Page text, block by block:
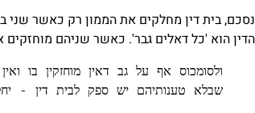
נסכם, בית דין מחלקים את הממון רק כאשר שני
הדין הוא 'כל דאלים גבר'. כאשר שניהם מוחזקים
שבלא טענותיהם יש ספק לבית דין -